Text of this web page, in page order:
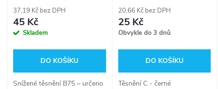
37,19 Kč bez DPH
45 Kč
Skladem
DO KOŠÍKU
Snížené těsnění B75 – určeno
20,66 Kč bez DPH
25 Kč
Obvykle do 3 dnů
DO KOŠÍKU
Těsnění C - černé